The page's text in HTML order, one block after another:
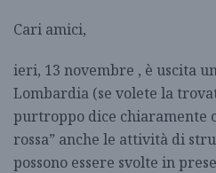
Cari amici,
ieri, 13 novembre , è uscita
Lombardia (se volete la
purtroppo dice chiaramente
rossa” anche le attività di
possono essere svolte in